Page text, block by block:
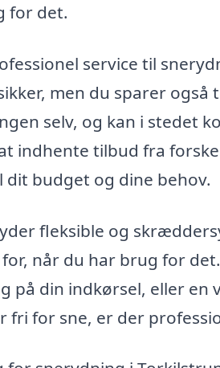
for det.
service til
men du sparer
selv, og kan i stedet
indhente tilbud fra
dit budget og dine behov.
fleksible og
når du har brug for
på din indkørsel, eller en
fri for sne, er der